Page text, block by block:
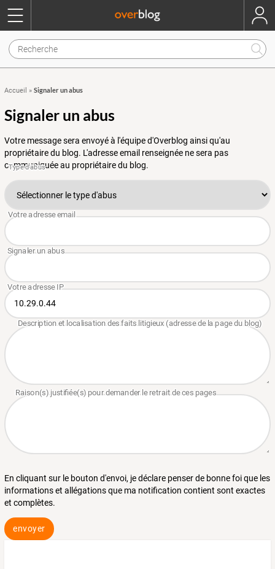
Accueil » Signaler un abus
Signaler un abus
Votre message sera envoyé à l'équipe d'Overblog ainsi qu'au
propriétaire du blog. L'adresse email renseignée ne sera pas
communiquée au propriétaire du blog.
En cliquant sur le bouton d'envoi, je déclare penser de bonne foi que les
informations et allégations que ma notification contient sont exactes
et complètes.
envoyer